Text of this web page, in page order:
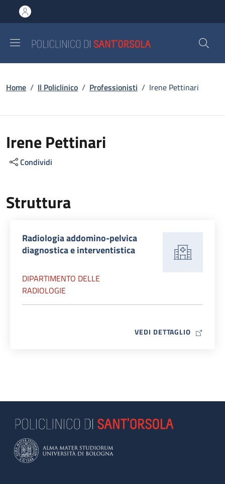
al contenuto principale
to footer content
Briciole di pane
Home / Il Policlinico / Professionisti / Irene Pettinari
Irene Pettinari
Condividi
Struttura
Radiologia addomino-pelvica
diagnostica e interventistica
DIPARTIMENTO DELLE
RADIOLOGIE
VEDI DETTAGLIO MAP ICON